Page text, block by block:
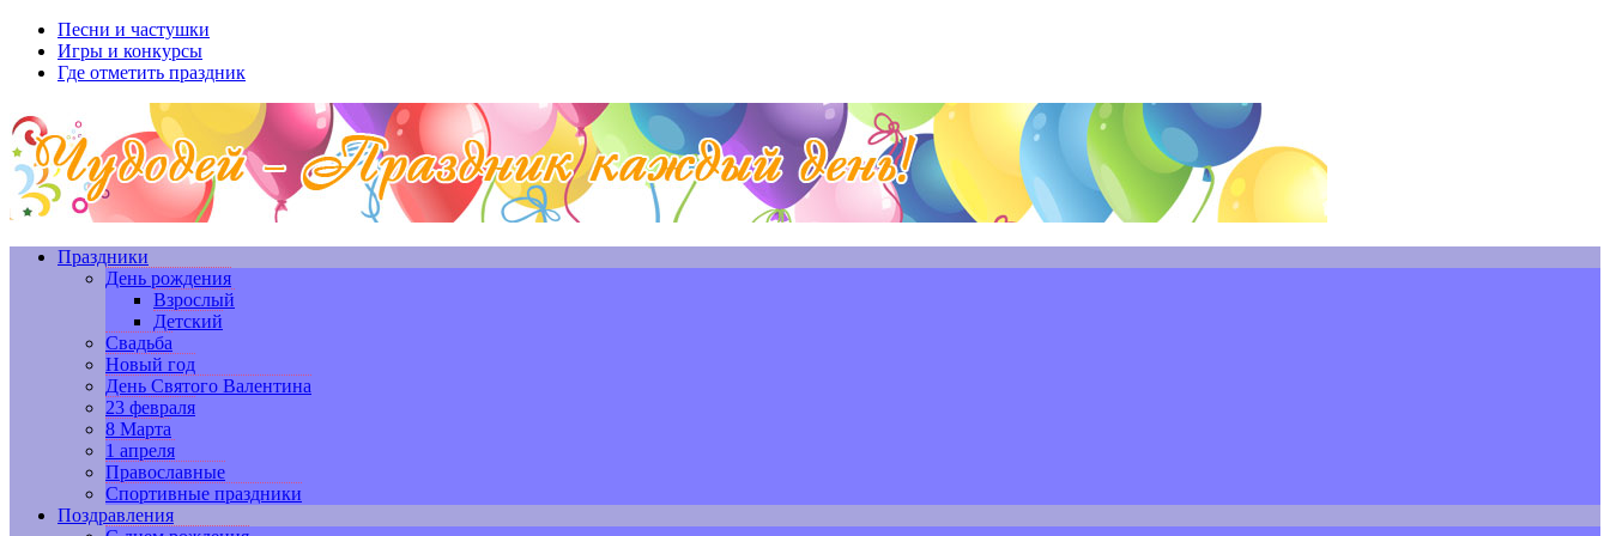
Песни и частушки
Игры и конкурсы
Где отметить праздник
Праздники
День рождения
Взрослый
Детский
Свадьба
Новый год
День Святого Валентина
23 февраля
8 Марта
1 апреля
Православные
Спортивные праздники
Поздравления